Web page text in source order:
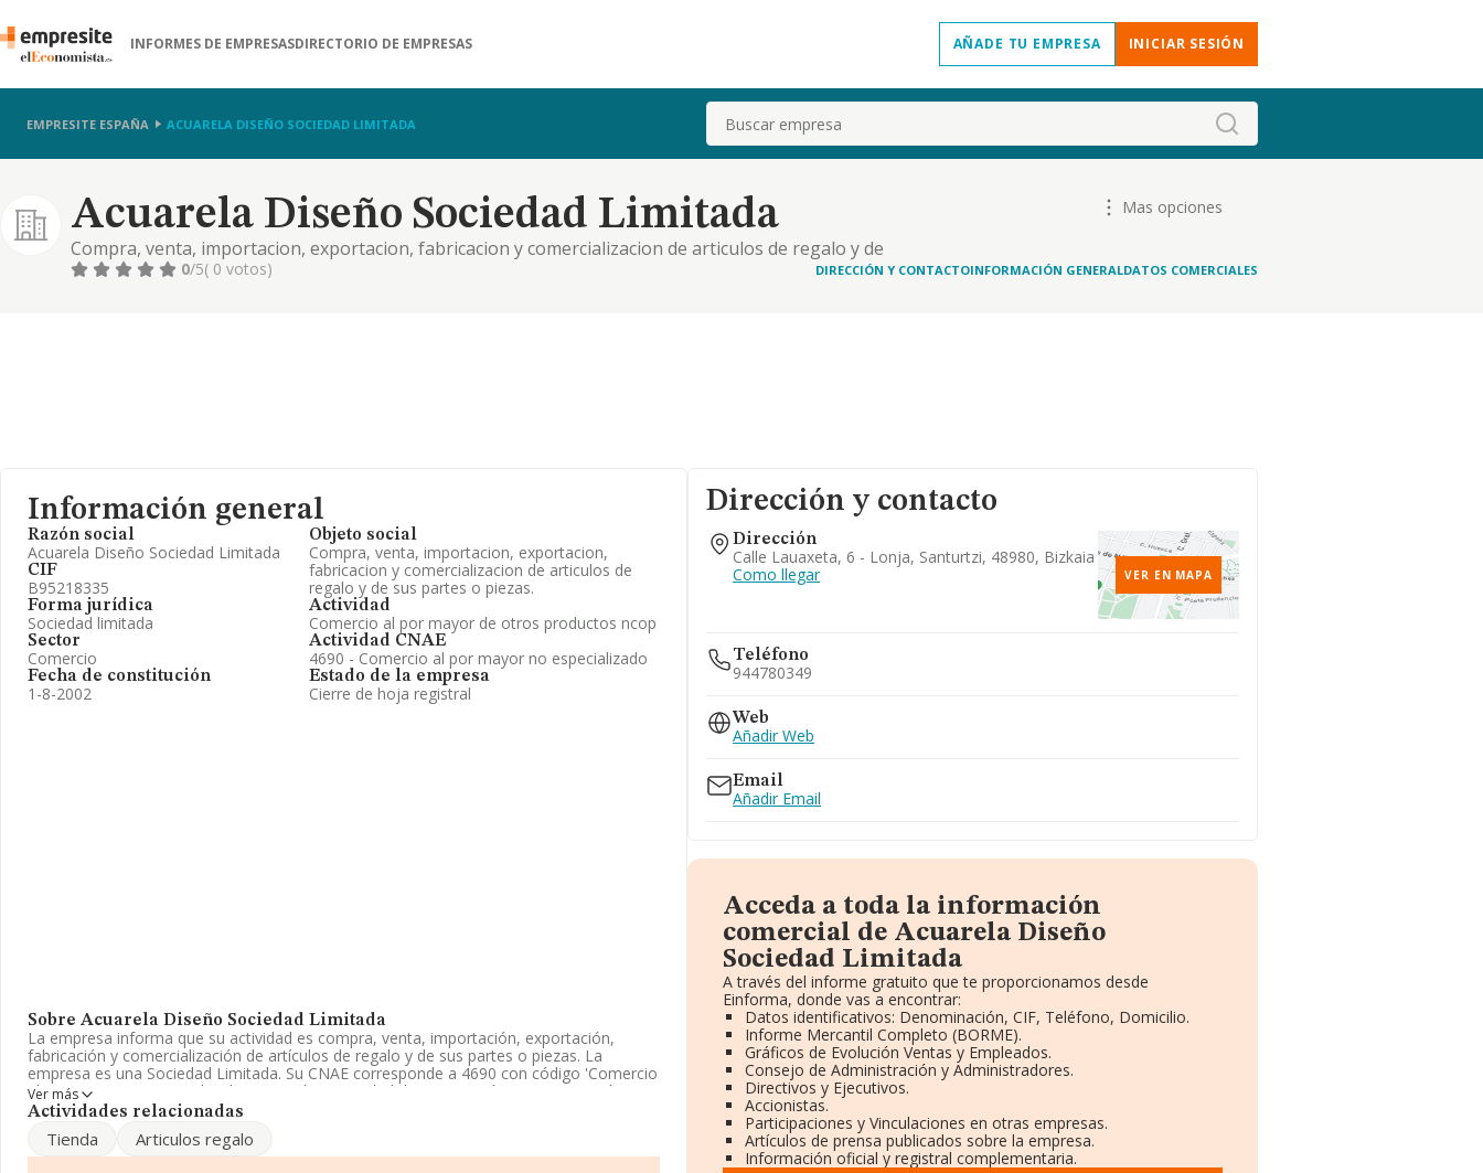
INFORMES DE EMPRESASDIRECTORIO DE EMPRESAS AÑADE TU EMPRESA INICIAR SESIÓN
EMPRESITE ESPAÑA ACUARELA DISEÑO SOCIEDAD LIMITADA Buscar
Acuarela Diseño Sociedad Limitada
Compra, venta, importacion, exportacion, fabricacion y comercializacion de articulos de regalo y de
sus partes o piezas.
Mas opciones
0/5( 0 votos) DIRECCIÓN Y CONTACTOINFORMACIÓN GENERALDATOS COMERCIALES
Información general
Razón social
Acuarela Diseño Sociedad Limitada
CIF
B95218335
Forma jurídica
Sociedad limitada
Sector
Comercio
Fecha de constitución
1-8-2002
Objeto social
Compra, venta, importacion, exportacion,
fabricacion y comercializacion de articulos de
regalo y de sus partes o piezas.
Actividad
Comercio al por mayor de otros productos ncop
Actividad CNAE
4690 - Comercio al por mayor no especializado
Estado de la empresa
Cierre de hoja registral
Sobre Acuarela Diseño Sociedad Limitada
La empresa informa que su actividad es compra, venta, importación, exportación,
fabricación y comercialización de artículos de regalo y de sus partes o piezas. La
empresa es una Sociedad Limitada. Su CNAE corresponde a 4690 con código 'Comercio
al por mayor no especializado'. No realiza actividad de importación y/o exportación.
disposición de INFORMA, ha contado con un número de empleados inferior a la media
de sector.
Ver más
Actividades relacionadas
Tienda Articulos regalo
Dirección y contacto
Dirección
Calle Lauaxeta, 6 - Lonja, Santurtzi, 48980, Bizkaia
Como llegar
VER EN MAPA
Teléfono
944780349
Web
Añadir Web
Email
Añadir Email
Acceda a toda la información
comercial de Acuarela Diseño
Sociedad Limitada
A través del informe gratuito que te proporcionamos desde
Einforma, donde vas a encontrar:
Datos identificativos: Denominación, CIF, Teléfono, Domicilio.
Informe Mercantil Completo (BORME).
Gráficos de Evolución Ventas y Empleados.
Consejo de Administración y Administradores.
Directivos y Ejecutivos.
Accionistas.
Participaciones y Vinculaciones en otras empresas.
Artículos de prensa publicados sobre la empresa.
Información oficial y registral complementaria.